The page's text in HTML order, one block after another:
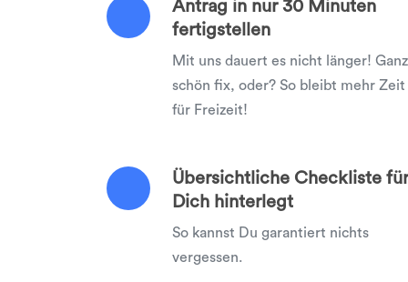
Antrag in nur 30 Minuten
fertigstellen
Mit uns dauert es nicht länger! Ganz
schön fix, oder? So bleibt mehr Zeit
für Freizeit!
Übersichtliche Checkliste für
Dich hinterlegt
So kannst Du garantiert nichts
vergessen.